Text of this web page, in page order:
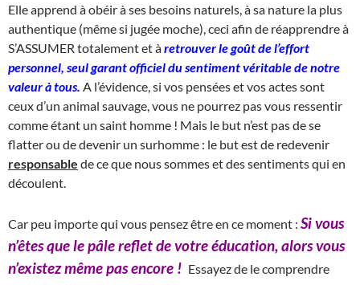
Elle apprend à obéir à ses besoins naturels, à sa nature la plus
authentique (même si jugée moche), ceci afin de réapprendre à
S’ASSUMER totalement et àretrouver le goût de l’effort
personnel, seul garant officiel du sentiment véritable de notre
valeur à tous. A l’évidence, si vos pensées et vos actes sont
ceux d’un animal sauvage, vous ne pourrez pas vous ressentir
comme étant un saint homme ! Mais le but n’est pas de se
flatter ou de devenir un surhomme : le but est de redevenir
responsable de ce que nous sommes et des sentiments qui en
découlent.
Car peu importe qui vous pensez être en ce moment : Si vous
n’êtes que le pâle reflet de votre éducation, alors vous
n’existez même pas encore ! Essayez de le comprendre